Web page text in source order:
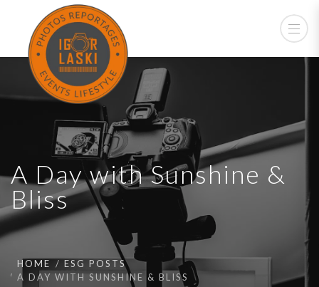
A Day with Sunshine &
Bliss
HOME
ESG POSTS
A DAY WITH SUNSHINE & BLISS